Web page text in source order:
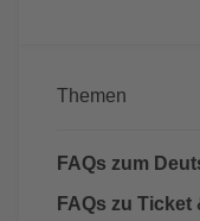
Themen
FAQs zum
FAQs zu Ticket